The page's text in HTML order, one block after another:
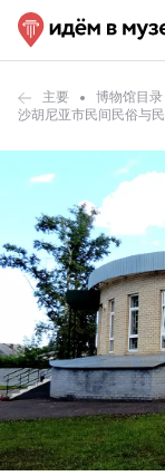
主要 博物馆目录
沙胡尼亚市民间民俗与